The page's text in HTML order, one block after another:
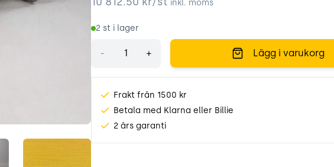
tSadh8L0478h.jpeg
inkl. moms
2 st i lager
- + Lägg i varukorg
Frakt från 1500 kr
Betala med Klarna eller Billie
2 års garanti